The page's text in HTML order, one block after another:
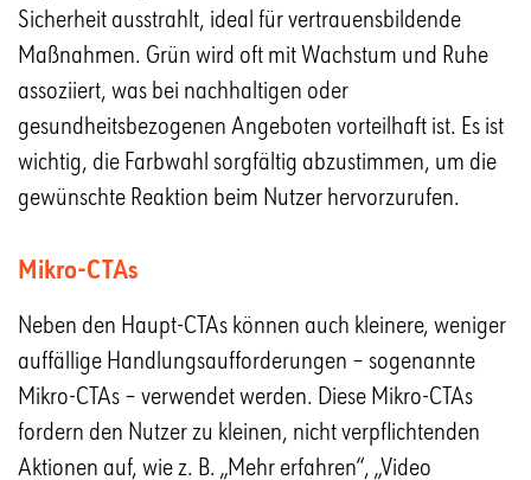
Sicherheit ausstrahlt, ideal für vertrauensbildende
Maßnahmen. Grün wird oft mit Wachstum und Ruhe
assoziiert, was bei nachhaltigen oder
gesundheitsbezogenen Angeboten vorteilhaft ist. Es ist
wichtig, die Farbwahl sorgfältig abzustimmen, um die
gewünschte Reaktion beim Nutzer hervorzurufen.
Mikro-CTAs
Neben den Haupt-CTAs können auch kleinere, weniger
auffällige Handlungsaufforderungen – sogenannte
Mikro-CTAs – verwendet werden. Diese Mikro-CTAs
fordern den Nutzer zu kleinen, nicht verpflichtenden
Aktionen auf, wie z. B. „Mehr erfahren“, „Video